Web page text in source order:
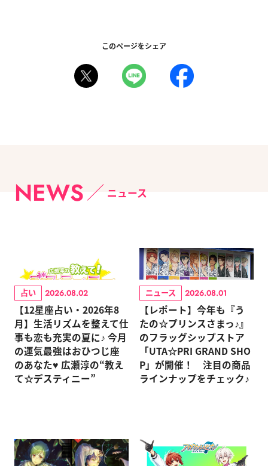
このページをシェア
NEWS ニュース
占い 2026.08.02
【12星座占い・2026年8
月】生活リズムを整えて仕
事も恋も充実の夏に♪ 今月
の運気最強はおひつじ座
のあなた♥ 広瀬淳の“教え
て☆デスティニー”
ニュース 2026.08.01
【レポート】今年も『う
たの☆プリンスさまっ♪』
のフラッグシップストア
「UTA☆PRI GRAND SHO
P」が開催！ 注目の商品
ラインナップをチェック♪